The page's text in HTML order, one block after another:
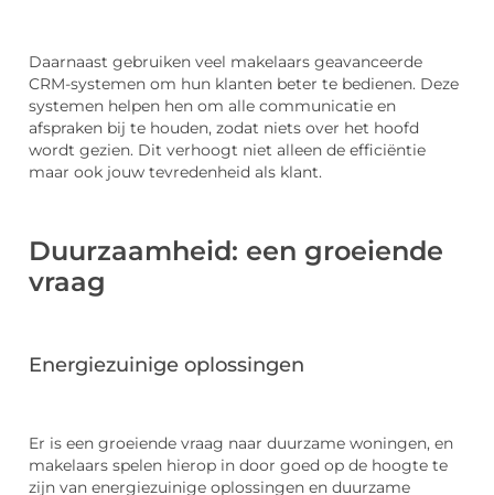
Daarnaast gebruiken veel makelaars geavanceerde
CRM-systemen om hun klanten beter te bedienen. Deze
systemen helpen hen om alle communicatie en
afspraken bij te houden, zodat niets over het hoofd
wordt gezien. Dit verhoogt niet alleen de efficiëntie
maar ook jouw tevredenheid als klant.
Duurzaamheid: een groeiende
vraag
Energiezuinige oplossingen
Er is een groeiende vraag naar duurzame woningen, en
makelaars spelen hierop in door goed op de hoogte te
zijn van energiezuinige oplossingen en duurzame